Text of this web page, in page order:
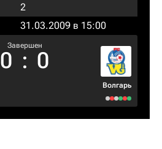
2
31.03.2009 в 15:00
Завершен
0 : 0
Волгарь